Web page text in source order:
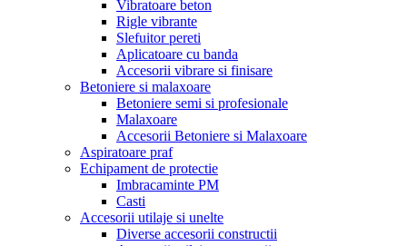
Vibratoare beton
Rigle vibrante
Slefuitor pereti
Aplicatoare cu banda
Accesorii vibrare si finisare
Betoniere si malaxoare
Betoniere semi si profesionale
Malaxoare
Accesorii Betoniere si Malaxoare
Aspiratoare praf
Echipament de protectie
Imbracaminte PM
Casti
Accesorii utilaje si unelte
Diverse accesorii constructii